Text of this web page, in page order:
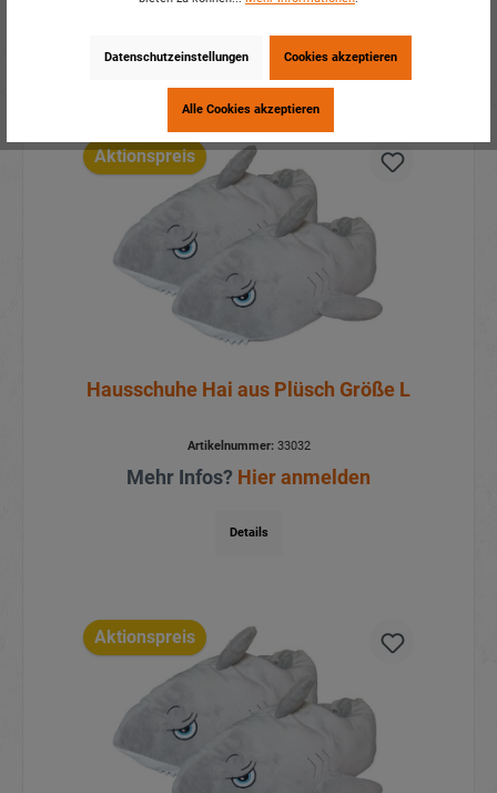
Details
Aktionspreis
Hausschuhe Hai aus Plüsch Größe L
Artikelnummer:33032
Mehr Infos? Hier anmelden
Details
Aktionspreis
Datenschutzeinstellungen Cookies akzeptieren
Alle Cookies akzeptieren